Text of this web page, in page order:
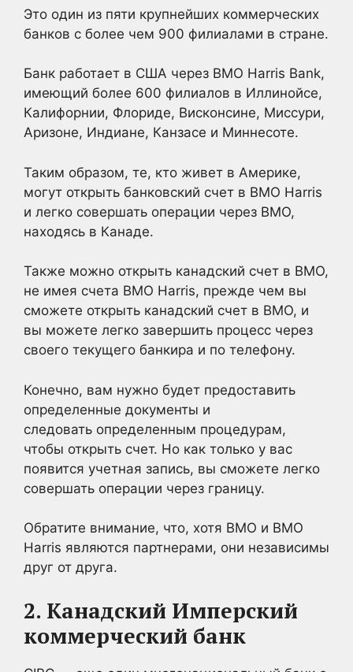
Это один из пяти крупнейших коммерческих
банков с более чем 900 филиалами в стране.
Банк работает в США через BMO Harris Bank,
имеющий более 600 филиалов в Иллинойсе,
Калифорнии, Флориде, Висконсине, Миссури,
Аризоне, Индиане, Канзасе и Миннесоте.
Таким образом, те, кто живет в Америке,
могут открыть банковский счет в BMO Harris
и легко совершать операции через BMO,
находясь в Канаде.
Также можно открыть канадский счет в BMO,
не имея счета BMO Harris, прежде чем вы
сможете открыть канадский счет в BMO, и
вы можете легко завершить процесс через
своего текущего банкира и по телефону.
Конечно, вам нужно будет предоставить
определенные документы и
следовать определенным процедурам,
чтобы открыть счет. Но как только у вас
появится учетная запись, вы сможете легко
совершать операции через границу.
Обратите внимание, что, хотя BMO и BMO
Harris являются партнерами, они независимы
друг от друга.
2. Канадский Имперский
коммерческий банк